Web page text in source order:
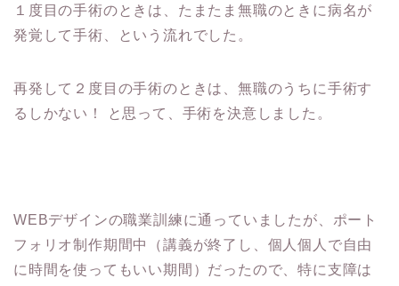
１度目の手術のときは、たまたま無職のときに病名が
発覚して手術、という流れでした。
再発して２度目の手術のときは、無職のうちに手術す
るしかない！ と思って、手術を決意しました。
WEBデザインの職業訓練に通っていましたが、ポート
フォリオ制作期間中（講義が終了し、個人個人で自由
に時間を使ってもいい期間）だったので、特に支障は